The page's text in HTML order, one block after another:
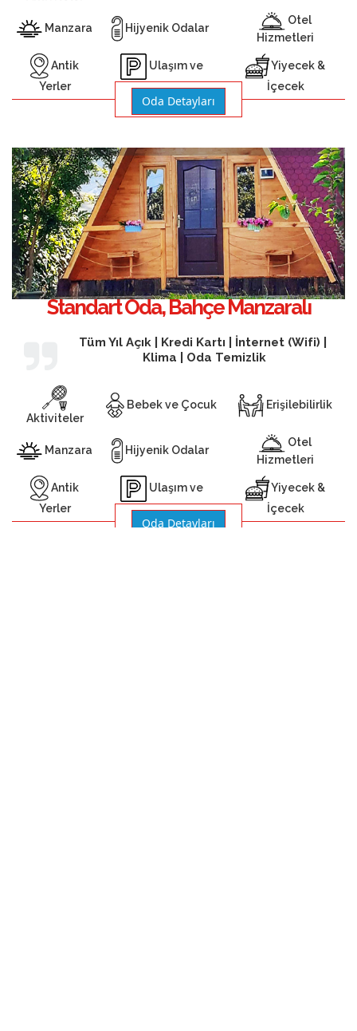
Manzara Hijyenik Odalar
Otel
Hizmetleri
Antik
Yerler
Ulaşım ve
Otopark
Yiyecek &
İçecek
Oda Detayları
Standart Oda, Bahçe Manzaralı
Tüm Yıl Açık | Kredi Kartı | İnternet (Wifi) |
Klima | Oda Temizlik
Aktiviteler
Bebek ve Çocuk Erişilebilirlik
Manzara Hijyenik Odalar
Otel
Hizmetleri
Antik
Yerler
Ulaşım ve
Otopark
Yiyecek &
İçecek
Oda Detayları